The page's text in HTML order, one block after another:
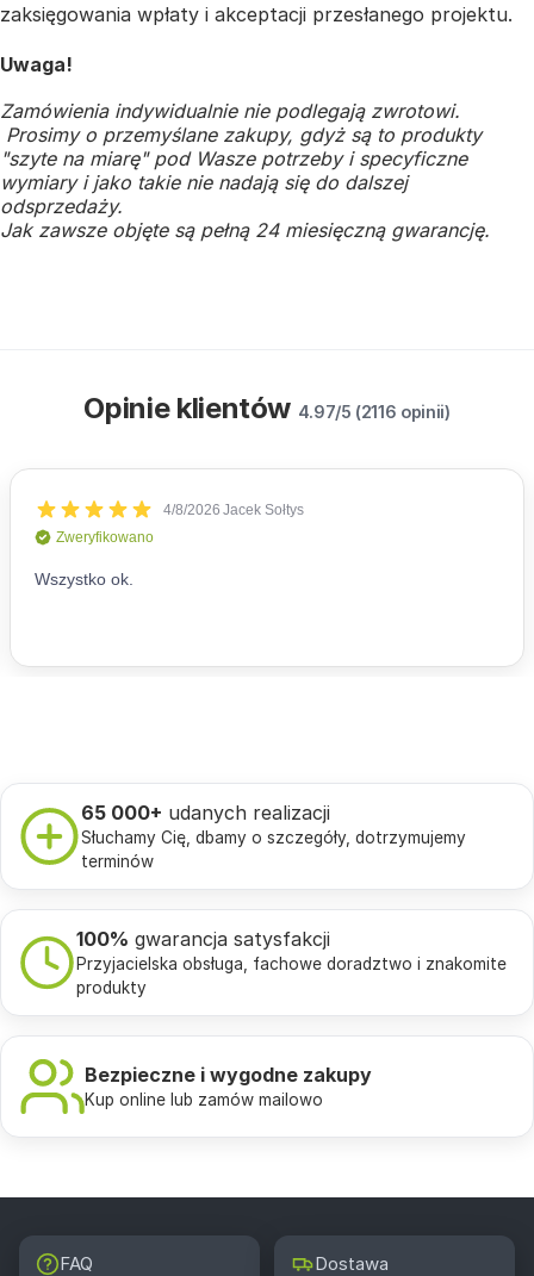
zaksięgowania wpłaty i akceptacji przesłanego projektu.
Uwaga!
Zamówienia indywidualnie nie podlegają zwrotowi.
Prosimy o przemyślane zakupy, gdyż są to produkty
"szyte na miarę" pod Wasze potrzeby i specyficzne
wymiary i jako takie nie nadają się do dalszej
odsprzedaży.
Jak zawsze objęte są pełną 24 miesięczną gwarancję.
Opinie klientów 4.97/5 (2116 opinii)
65 000+ udanych realizacji
Słuchamy Cię, dbamy o szczegóły, dotrzymujemy
terminów
100% gwarancja satysfakcji
Przyjacielska obsługa, fachowe doradztwo i znakomite
produkty
Bezpieczne i wygodne zakupy
Kup online lub zamów mailowo
FAQ Dostawa